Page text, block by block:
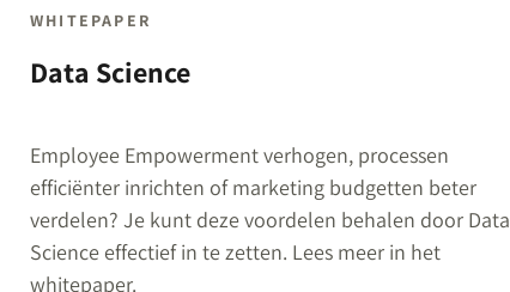
WHITEPAPER
Data Science
Employee Empowerment verhogen, processen
efficiënter inrichten of marketing budgetten beter
verdelen? Je kunt deze voordelen behalen door Data
Science effectief in te zetten. Lees meer in het
whitepaper.